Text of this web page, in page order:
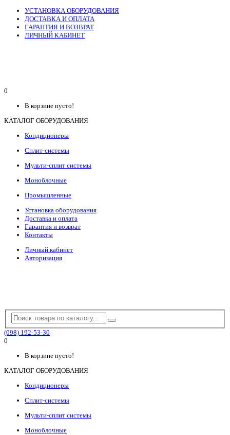
УСТАНОВКА ОБОРУДОВАНИЯ
ДОСТАВКА И ОПЛАТА
ГАРАНТИЯ И ВОЗВРАТ
ЛИЧНЫЙ КАБИНЕТ
0
В корзине пусто!
КАТАЛОГ ОБОРУДОВАНИЯ
Кондиционеры
Сплит-системы
Мульти-сплит системы
Моноблочные
Промышленные
Установка оборудования
Доставка и оплата
Гарантия и возврат
Контакты
Личный кабинет
Авторизация
(098) 192-53-30
0
В корзине пусто!
КАТАЛОГ ОБОРУДОВАНИЯ
Кондиционеры
Сплит-системы
Мульти-сплит системы
Моноблочные